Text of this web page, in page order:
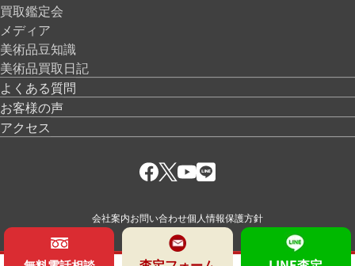
買取鑑定会
メディア
美術品豆知識
美術品買取日記
よくある質問
お客様の声
アクセス
会社案内お問い合わせ個人情報保護方針